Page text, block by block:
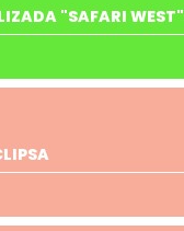
"SAFARI WEST"